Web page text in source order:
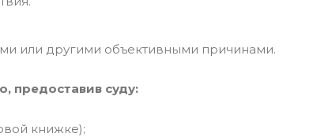
или другими объективными причинами.
предоставив суду:
книжке);